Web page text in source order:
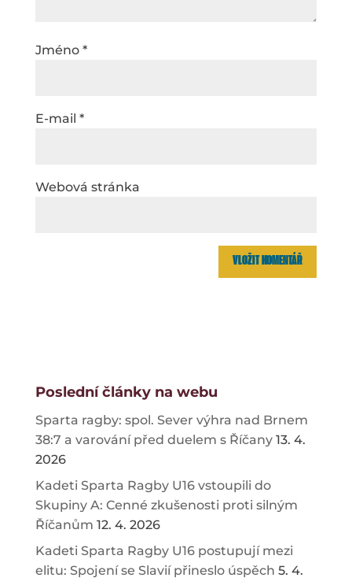
Jméno *
E-mail *
Webová stránka
Poslední články na webu
Sparta ragby: spol. Sever výhra nad Brnem
38:7 a varování před duelem s Říčany 13. 4.
2026
Kadeti Sparta Ragby U16 vstoupili do
Skupiny A: Cenné zkušenosti proti silným
Říčanům 12. 4. 2026
Kadeti Sparta Ragby U16 postupují mezi
elitu: Spojení se Slavií přineslo úspěch 5. 4.